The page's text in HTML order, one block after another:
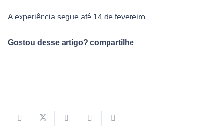
A experiência segue até 14 de fevereiro.
Gostou desse artigo? compartilhe